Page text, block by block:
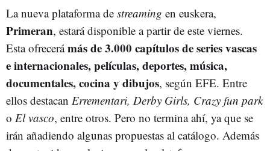
La nueva plataforma de streaming en euskera,
Primeran, estará disponible a partir de este viernes.
Esta ofrecerámás de 3.000 capítulos de series vascas
e internacionales, películas, deportes, música,
documentales, cocina y dibujos, según EFE. Entre
ellos destacan Errementari, Derby Girls, Crazy fun park
o El vasco, entre otros. Pero no termina ahí, ya que se
irán añadiendo algunas propuestas al catálogo. Además